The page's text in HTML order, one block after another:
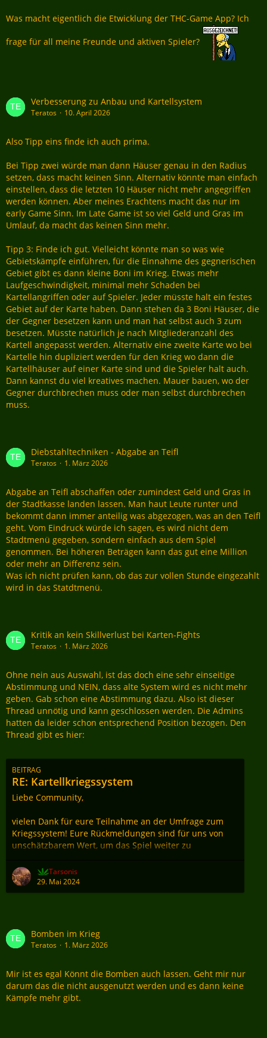
Was macht eigentlich die Etwicklung der THC-Game App? Ich
frage für all meine Freunde und aktiven Spieler?
Verbesserung zu Anbau und Kartellsystem
Teratos 10. April 2026
Also Tipp eins finde ich auch prima.
Bei Tipp zwei würde man dann Häuser genau in den Radius
setzen, dass macht keinen Sinn. Alternativ könnte man einfach
einstellen, dass die letzten 10 Häuser nicht mehr angegriffen
werden können. Aber meines Erachtens macht das nur im
early Game Sinn. Im Late Game ist so viel Geld und Gras im
Umlauf, da macht das keinen Sinn mehr.
Tipp 3: Finde ich gut. Vielleicht könnte man so was wie
Gebietskämpfe einführen, für die Einnahme des gegnerischen
Gebiet gibt es dann kleine Boni im Krieg. Etwas mehr
Laufgeschwindigkeit, minimal mehr Schaden bei
Kartellangriffen oder auf Spieler. Jeder müsste halt ein festes
Gebiet auf der Karte haben. Dann stehen da 3 Boni Häuser, die
der Gegner besetzen kann und man hat selbst auch 3 zum
besetzen. Müsste natürlich je nach Mitgliederanzahl des
Kartell angepasst werden. Alternativ eine zweite Karte wo bei
Kartelle hin dupliziert werden für den Krieg wo dann die
Kartellhäuser auf einer Karte sind und die Spieler halt auch.
Dann kannst du viel kreatives machen. Mauer bauen, wo der
Gegner durchbrechen muss oder man selbst durchbrechen
muss.
Diebstahltechniken - Abgabe an Teifl
Teratos 1. März 2026
Abgabe an Teifl abschaffen oder zumindest Geld und Gras in
der Stadtkasse landen lassen. Man haut Leute runter und
bekommt dann immer anteilig was abgezogen, was an den Teifl
geht. Vom Eindruck würde ich sagen, es wird nicht dem
Stadtmenü gegeben, sondern einfach aus dem Spiel
genommen. Bei höheren Beträgen kann das gut eine Million
oder mehr an Differenz sein.
Was ich nicht prüfen kann, ob das zur vollen Stunde eingezahlt
wird in das Statdtmenü.
Kritik an kein Skillverlust bei Karten-Fights
Teratos 1. März 2026
Ohne nein aus Auswahl, ist das doch eine sehr einseitige
Abstimmung und NEIN, dass alte System wird es nicht mehr
geben. Gab schon eine Abstimmung dazu. Also ist dieser
Thread unnötig und kann geschlossen werden. Die Admins
hatten da leider schon entsprechend Position bezogen. Den
Thread gibt es hier:
BEITRAG
RE: Kartellkriegssystem
Liebe Community,
vielen Dank für eure Teilnahme an der Umfrage zum
Kriegssystem! Eure Rückmeldungen sind für uns von
unschätzbarem Wert, um das Spiel weiter zu
Umfrage:
Änderungen (42 Stimmen, 57%)
Option 3: Altes System mit Änderungen (44
Option 4: Aktuelles System mit
Communityvorschlag (27 Stimmen, 36%)
Tarsonis
29. Mai 2024
Bomben im Krieg
Teratos 1. März 2026
Mir ist es egal Könnt die Bomben auch lassen. Geht mir nur
darum das die nicht ausgenutzt werden und es dann keine
Kämpfe mehr gibt.